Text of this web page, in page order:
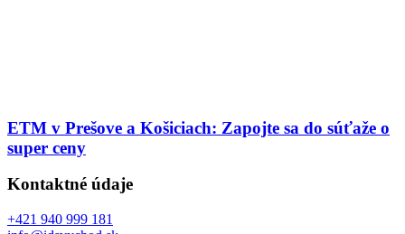
ETM v Prešove a Košiciach: Zapojte sa do súťaže o
super ceny
Kontaktné údaje
+421 940 999 181